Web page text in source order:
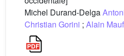
Michel Durand-Delga
Christian Gorini ; Alain